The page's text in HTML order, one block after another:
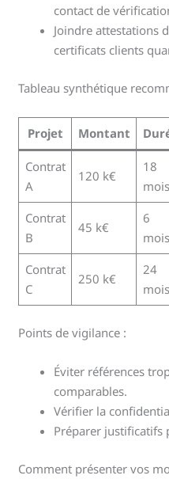
contact de
Joindre attestations
certificats clients
Tableau synthétique
Projet Montant
Contrat
A
120 k€
18
mois
Contrat
B
45 k€
6
mois
Contrat
C
250 k€
24
mois
Points de vigilance :
Éviter références
comparables.
Vérifier la
Préparer
Comment présenter vos